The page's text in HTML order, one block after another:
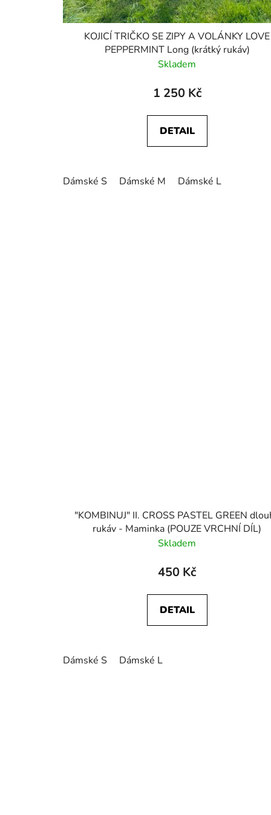
KOJICÍ TRIČKO SE ZIPY A VOLÁNKY LOVE
PEPPERMINT Long (krátký rukáv)
Skladem
1 250 Kč
DETAIL
Dámské S Dámské M Dámské L
"KOMBINUJ" II. CROSS PASTEL GREEN
rukáv - Maminka (POUZE VRCHNÍ DÍL)
Skladem
450 Kč
DETAIL
Dámské S Dámské L